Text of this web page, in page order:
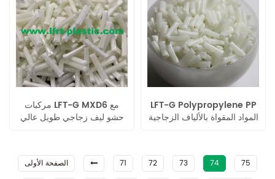
مركبات LFT-G MXD6 مع
حشو ليف زجاجي طويل عالي
LFT-G Polypropylene PP
المواد المقواة بالألياف الزجاجية
الأجهزة المنزلية
الصفحة الأولى 71 72 73 74
75